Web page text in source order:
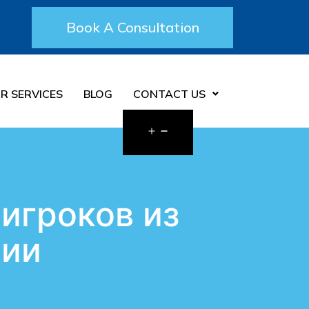
Book A Consultation
SERVICES BLOG CONTACT US
из